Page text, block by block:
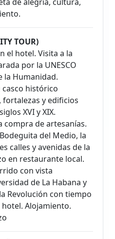
TOUR)
el hotel. Visita a la
por la UNESCO
la Humanidad.
histórico
fortalezas y edificios
XVI y XIX.
compra de artesanías.
del Medio, la
calles y avenidas de la
en restaurante local.
con vista
de La Habana y
Revolución con tiempo
Alojamiento.